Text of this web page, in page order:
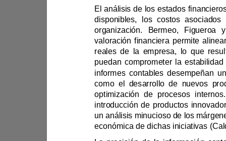
valoración financiera
informes contables desempeña
económica de dichas iniciativas (